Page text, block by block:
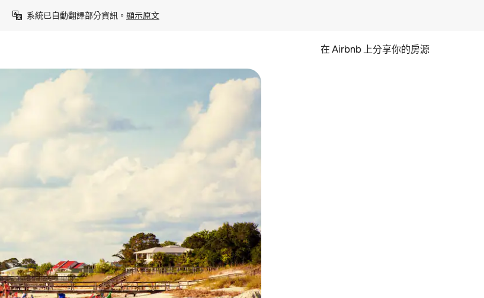
系統已自動翻譯部分資訊。 顯示原文
在 Airbnb 上分享你的房源